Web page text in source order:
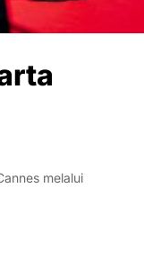
melalui